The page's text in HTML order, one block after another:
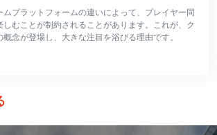
ムプラットフォームの違いによって、プレイヤー同
むことが制約されることがあります。これが、ク
念が登場し、大きな注目を浴びる理由です。